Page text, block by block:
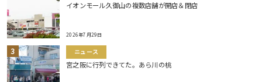
イオンモール久御山の複数店舗が開店＆閉店
2026年7月29日
ニュース
宮之阪に行列できてた。あら川の桃